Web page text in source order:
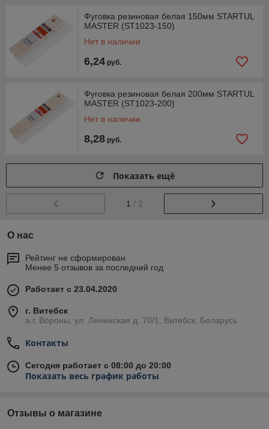
Фуговка резиновая белая 150мм STARTUL
MASTER (ST1023-150)
Нет в наличии
6,24 руб.
Фуговка резиновая белая 200мм STARTUL
MASTER (ST1023-200)
Нет в наличии
8,28 руб.
Показать ещё
1 / 2
О нас
Рейтинг не сформирован
Менее 5 отзывов за последний год
Работает с 23.04.2020
г. Витебск
а.г. Вороны, ул. Ленинская д. 70/1, Витебск, Беларусь
Контакты
Сегодня работает с 08:00 до 20:00
Показать весь график работы
Отзывы о магазине